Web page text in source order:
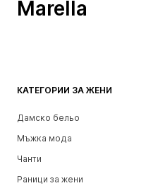
КАТЕГОРИИ ЗА ЖЕНИ
Дамско бельо
Мъжка мода
Чанти
Раници за жени
Marella